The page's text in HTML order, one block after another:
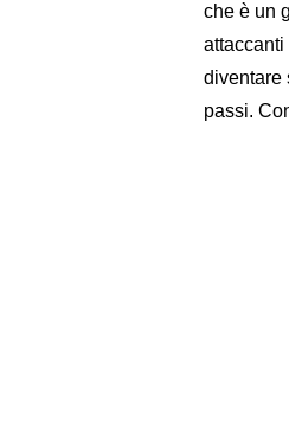
che è un
diventare
passi.